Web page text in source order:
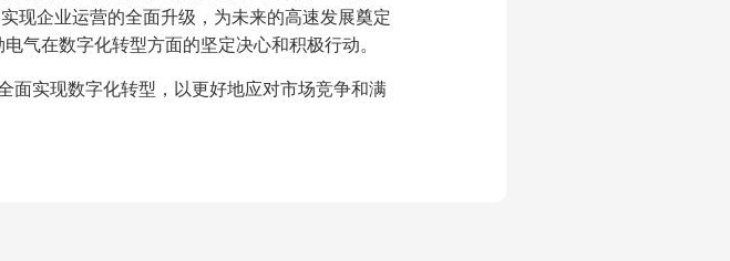
现企业运营的全面升级，为未来的高速发展奠定
气在数字化转型方面的坚定决心和积极行动。
面实现数字化转型，以更好地应对市场竞争和满